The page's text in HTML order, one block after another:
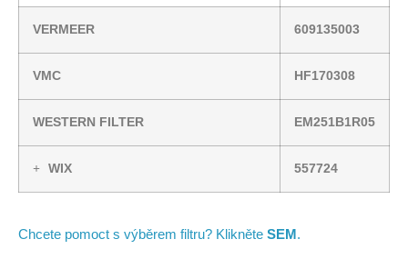
VERMEER 609135003
VMC HF170308
WESTERN FILTER EM251B1R05
WIX 557724
Chcete pomoct s výběrem filtru? Klikněte SEM.